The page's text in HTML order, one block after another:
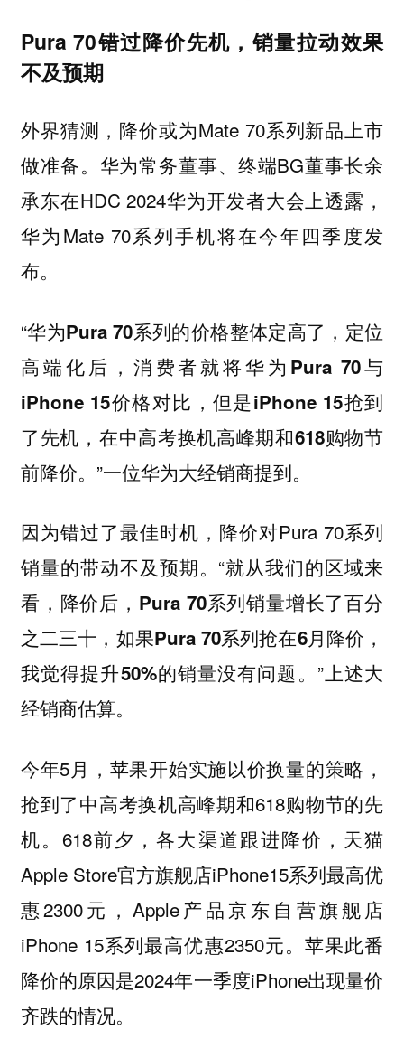
Pura 70错过降价先机，销量拉动效果
不及预期
外界猜测，降价或为Mate 70系列新品上市
做准备。华为常务董事、终端BG董事长余
承东在HDC 2024华为开发者大会上透露，
华为Mate 70系列手机将在今年四季度发
布。
“华为Pura 70系列的价格整体定高了，定位
高端化后，消费者就将华为Pura 70与
iPhone 15价格对比，但是iPhone 15抢到
了先机，在中高考换机高峰期和618购物节
前降价。 ”一位华为大经销商提到。
因为错过了最佳时机，降价对Pura 70系列
销量的带动不及预期。“就从我们的区域来
看，降价后，Pura 70系列销量增长了百分
之二三十，如果Pura 70系列抢在6月降价，
我觉得提升50%的销量没有问题。 ”上述大
经销商估算。
今年5月，苹果开始实施以价换量的策略，
抢到了中高考换机高峰期和618购物节的先
机。618前夕，各大渠道跟进降价，天猫
Apple Store官方旗舰店iPhone15系列最高优
惠2300元，Apple产品京东自营旗舰店
iPhone 15系列最高优惠2350元。苹果此番
降价的原因是2024年一季度iPhone出现量价
齐跌的情况。